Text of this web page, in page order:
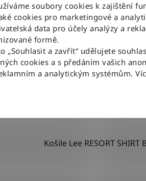
soubory cookies k zajištění
cookies pro marketingové a
data pro účely analýzy a
formě.
„Souhlasit a zavřít“ udělujete
cookies a s předáním vašich
a analytickým systémům.
Košile Lee RESORT SHIRT